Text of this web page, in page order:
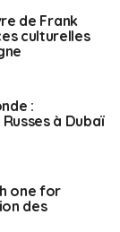
de Frank
culturelles
:
à Dubaï
one for
des